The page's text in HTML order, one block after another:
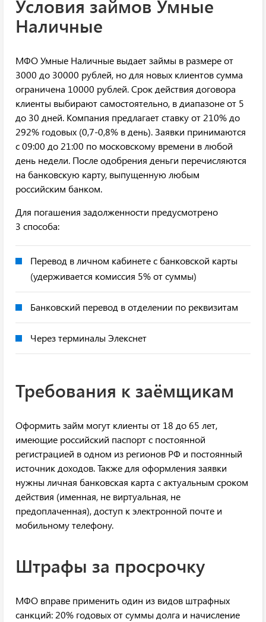
Условия займов Умные
Наличные
МФО Умные Наличные выдает займы в размере от
3000 до 30000 рублей, но для новых клиентов сумма
ограничена 10000 рублей. Срок действия договора
клиенты выбирают самостоятельно, в диапазоне от 5
до 30 дней. Компания предлагает ставку от 210% до
292% годовых (0,7-0,8% в день). Заявки принимаются
с 09:00 до 21:00 по московскому времени в любой
день недели. После одобрения деньги перечисляются
на банковскую карту, выпущенную любым
российским банком.
Для погашения задолженности предусмотрено
3 способа:
Перевод в личном кабинете с банковской карты
(удерживается комиссия 5% от суммы)
Банковский перевод в отделении по реквизитам
Через терминалы Элекснет
Требования к заёмщикам
Оформить займ могут клиенты от 18 до 65 лет,
имеющие российский паспорт с постоянной
регистрацией в одном из регионов РФ и постоянный
источник доходов. Также для оформления заявки
нужны личная банковская карта с актуальным сроком
действия (именная, не виртуальная, не
предоплаченная), доступ к электронной почте и
мобильному телефону.
Штрафы за просрочку
МФО вправе применить один из видов штрафных
санкций: 20% годовых от суммы долга и начисление